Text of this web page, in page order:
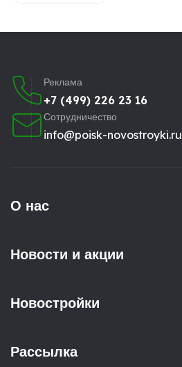
Реклама
+7 (499) 226 23 16
Сотрудничество
info@poisk-novostroyki.ru
О нас
Новости и акции
Новостройки
Рассылка